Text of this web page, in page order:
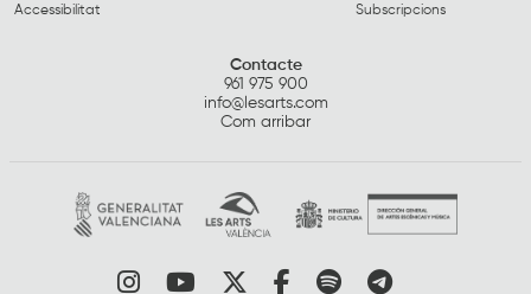
Accessibilitat
Subscripcions
Contacte
961 975 900
info@lesarts.com
Com arribar
Link a instagram
Link a youtube
Link a twitter
Link a facebook
Link a spotify
Link a